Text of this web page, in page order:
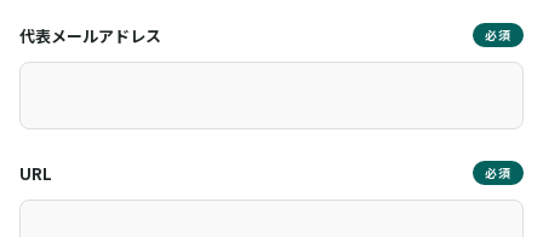
代表メールアドレス 必須
URL 必須